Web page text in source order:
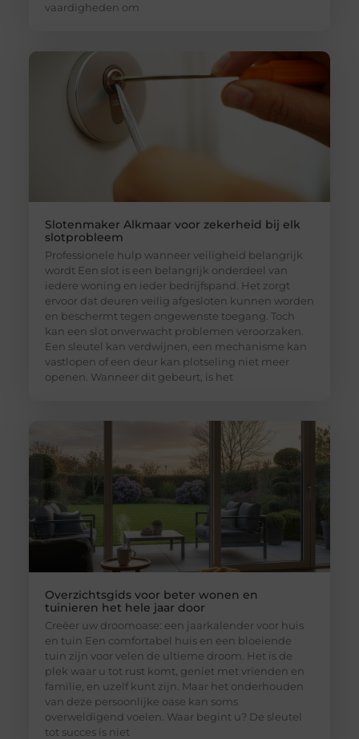
vaardigheden om
Slotenmaker Alkmaar voor zekerheid bij elk
slotprobleem
Professionele hulp wanneer veiligheid belangrijk
wordt Een slot is een belangrijk onderdeel van
iedere woning en ieder bedrijfspand. Het zorgt
ervoor dat deuren veilig afgesloten kunnen worden
en beschermt tegen ongewenste toegang. Toch
kan een slot onverwacht problemen veroorzaken.
Een sleutel kan verdwijnen, een mechanisme kan
vastlopen of een deur kan plotseling niet meer
openen. Wanneer dit gebeurt, is het
Overzichtsgids voor beter wonen en
tuinieren het hele jaar door
Creëer uw droomoase: een jaarkalender voor huis
en tuin Een comfortabel huis en een bloeiende
tuin zijn voor velen de ultieme droom. Het is de
plek waar u tot rust komt, geniet met vrienden en
familie, en uzelf kunt zijn. Maar het onderhouden
van deze persoonlijke oase kan soms
overweldigend voelen. Waar begint u? De sleutel
tot succes is niet